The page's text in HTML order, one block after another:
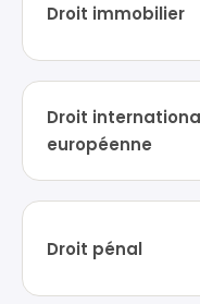
Droit immobilier
Droit
européenne
Droit pénal